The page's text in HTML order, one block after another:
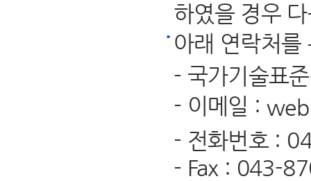
하였을 경우
아래 연락처를
- 국가기술표
- 이메일 :
- 전화번호 :
- Fax : 043-